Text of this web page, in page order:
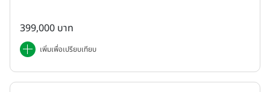
399,000 บาท
เพิ่มเพื่อเปรียบเทียบ